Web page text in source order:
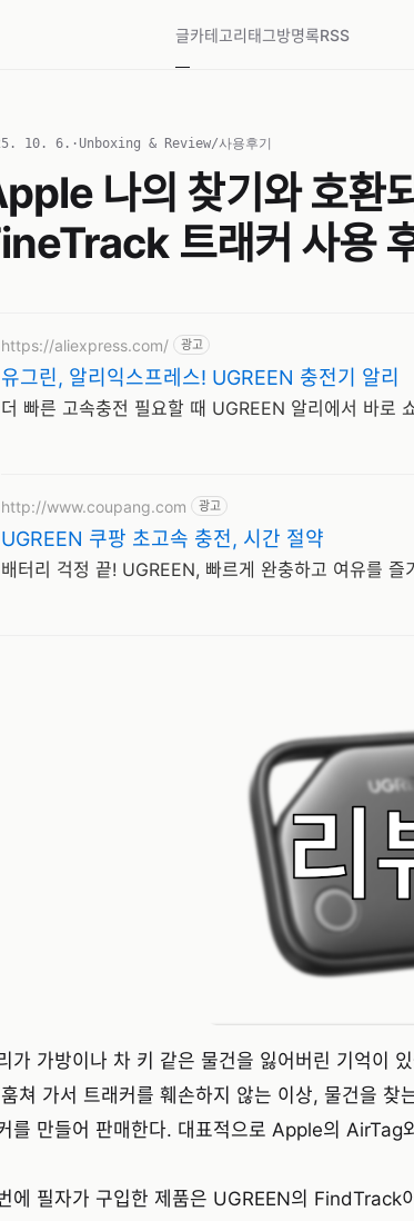
글카테고리태그방명록RSS
10. 6. · Unboxing & Review/사용후기
나의 찾기와 호환
트래커 사용
https://aliexpress.com/ 광고
유그린, 알리익스프레스! UGREEN 충전기 알리
더 빠른 고속충전 필요할 때 UGREEN 알리에서 바로
http://www.coupang.com 광고
UGREEN 쿠팡 초고속 충전, 시간 절약
배터리 걱정 끝! UGREEN, 빠르게 완충하고 여유를 즐
가 가방이나 차 키 같은 물건을 잃어버린 기억이
쳐 가서 트래커를 훼손하지 않는 이상, 물건을 찾
를 만들어 판매한다. 대표적으로 Apple의
에 필자가 구입한 제품은 UGREEN의